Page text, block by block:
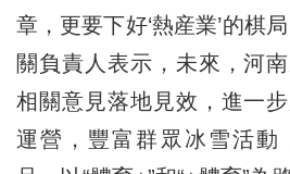
章，更要下好‘熱産業’的棋
關負責人表示，未來，河
相關意見落地見效，進一
運營，豐富群眾冰雪活動